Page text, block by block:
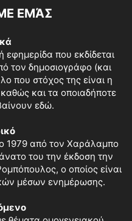
ΕΜΆΣ
εφημερίδα που εκδίδεται
τον δημοσιογράφο (και
που στόχος της είναι η
και τα οποιαδήποτε
εδώ.
1979 από τον Χαράλαμπο
του την έκδοση την
ο οποίος είναι
μέσων ενημέρωσης.